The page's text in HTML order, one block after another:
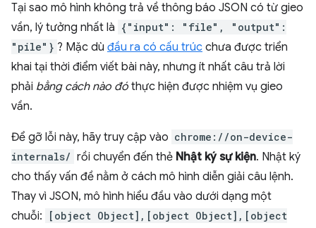
Tại sao mô hình không trả về thông báo JSON có từ gieo
vần, lý tưởng nhất là {"input": "file", "output":
"pile"} ? Mặc dù đầu ra có cấu trúc chưa được triển
khai tại thời điểm viết bài này, nhưng ít nhất câu trả lời
phải bằng cách nào đó thực hiện được nhiệm vụ gieo
vần.
Để gỡ lỗi này, hãy truy cập vào chrome://on-device-
internals/ rồi chuyển đến thẻ Nhật ký sự kiện. Nhật ký
cho thấy vấn đề nằm ở cách mô hình diễn giải câu lệnh.
Thay vì JSON, mô hình hiểu đầu vào dưới dạng một
chuỗi:
[object Object],[object Object],[object